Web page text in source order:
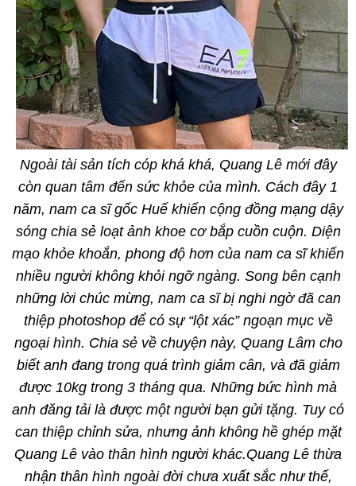
Ngoài tài sản tích cóp khá khá, Quang Lê mới đây
còn quan tâm đến sức khỏe của mình. Cách đây 1
năm, nam ca sĩ gốc Huế khiến cộng đồng mạng dậy
sóng chia sẻ loạt ảnh khoe cơ bắp cuồn cuộn. Diện
mạo khỏe khoắn, phong độ hơn của nam ca sĩ khiến
nhiều người không khỏi ngỡ ngàng. Song bên cạnh
những lời chúc mừng, nam ca sĩ bị nghi ngờ đã can
thiệp photoshop để có sự “lột xác” ngoạn mục về
ngoại hình. Chia sẻ về chuyện này, Quang Lâm cho
biết anh đang trong quá trình giảm cân, và đã giảm
được 10kg trong 3 tháng qua. Những bức hình mà
anh đăng tải là được một người bạn gửi tặng. Tuy có
can thiệp chỉnh sửa, nhưng ảnh không hề ghép mặt
Quang Lê vào thân hình người khác.Quang Lê thừa
nhận thân hình ngoài đời chưa xuất sắc như thế,